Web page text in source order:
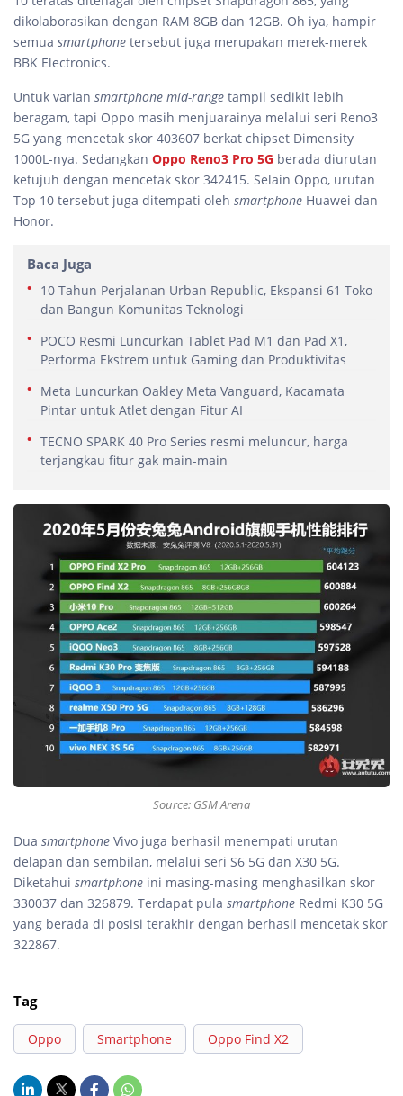
dikolaborasikan dengan RAM 8GB dan 12GB. Oh iya, hampir
semua smartphone tersebut juga merupakan merek-merek
BBK Electronics.
Untuk varian smartphone mid-range tampil sedikit lebih
beragam, tapi Oppo masih menjuarainya melalui seri Reno3
5G yang mencetak skor 403607 berkat chipset Dimensity
1000L-nya. Sedangkan Oppo Reno3 Pro 5G berada diurutan
ketujuh dengan mencetak skor 342415. Selain Oppo, urutan
Top 10 tersebut juga ditempati oleh smartphone Huawei dan
Honor.
Baca Juga
10 Tahun Perjalanan Urban Republic, Ekspansi 61 Toko
dan Bangun Komunitas Teknologi
POCO Resmi Luncurkan Tablet Pad M1 dan Pad X1,
Performa Ekstrem untuk Gaming dan Produktivitas
Meta Luncurkan Oakley Meta Vanguard, Kacamata
Pintar untuk Atlet dengan Fitur AI
TECNO SPARK 40 Pro Series resmi meluncur, harga
terjangkau fitur gak main-main
Source: GSM Arena
Dua smartphone Vivo juga berhasil menempati urutan
delapan dan sembilan, melalui seri S6 5G dan X30 5G.
Diketahui smartphone ini masing-masing menghasilkan skor
330037 dan 326879. Terdapat pula smartphone Redmi K30 5G
yang berada di posisi terakhir dengan berhasil mencetak skor
322867.
Tag
Oppo Smartphone Oppo Find X2